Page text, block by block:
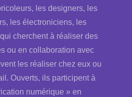
les designers, les
les électroniciens, les
cherchent à réaliser des
ou en collaboration avec
les réaliser chez eux ou
Ouverts, ils participent à
numérique » en